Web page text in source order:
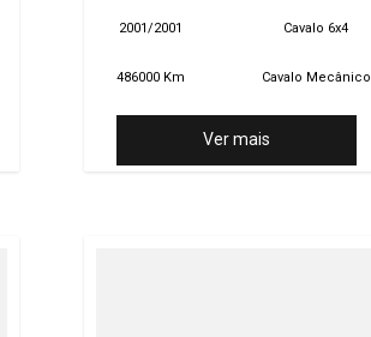
2001/2001 Cavalo 6x4
486000 Km Cavalo Mecânico
Ver mais